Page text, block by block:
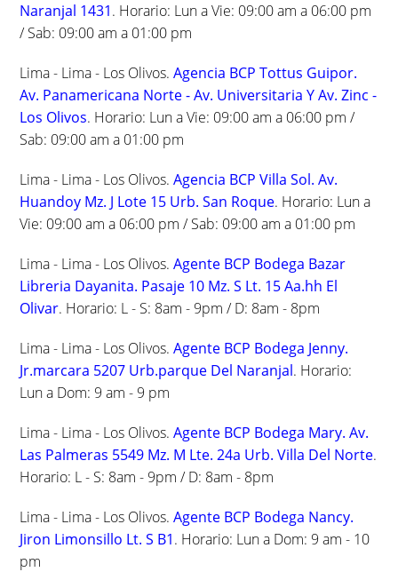
Naranjal 1431. Horario: Lun a Vie: 09:00 am a 06:00 pm
/ Sab: 09:00 am a 01:00 pm
Lima - Lima - Los Olivos.Agencia BCP Tottus Guipor.
Av. Panamericana Norte - Av. Universitaria Y Av. Zinc -
Los Olivos. Horario: Lun a Vie: 09:00 am a 06:00 pm /
Sab: 09:00 am a 01:00 pm
Lima - Lima - Los Olivos.Agencia BCP Villa Sol. Av.
Huandoy Mz. J Lote 15 Urb. San Roque. Horario: Lun a
Vie: 09:00 am a 06:00 pm / Sab: 09:00 am a 01:00 pm
Lima - Lima - Los Olivos.Agente BCP Bodega Bazar
Libreria Dayanita. Pasaje 10 Mz. S Lt. 15 Aa.hh El
Olivar. Horario: L - S: 8am - 9pm / D: 8am - 8pm
Lima - Lima - Los Olivos.Agente BCP Bodega Jenny.
Jr.marcara 5207 Urb.parque Del Naranjal. Horario:
Lun a Dom: 9 am - 9 pm
Lima - Lima - Los Olivos.Agente BCP Bodega Mary. Av.
Las Palmeras 5549 Mz. M Lte. 24a Urb. Villa Del Norte.
Horario: L - S: 8am - 9pm / D: 8am - 8pm
Lima - Lima - Los Olivos.Agente BCP Bodega Nancy.
Jiron Limonsillo Lt. S B1. Horario: Lun a Dom: 9 am - 10
pm